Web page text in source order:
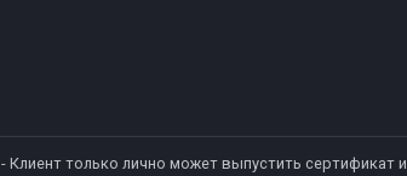
- Клиент только лично может выпустить сертификат и